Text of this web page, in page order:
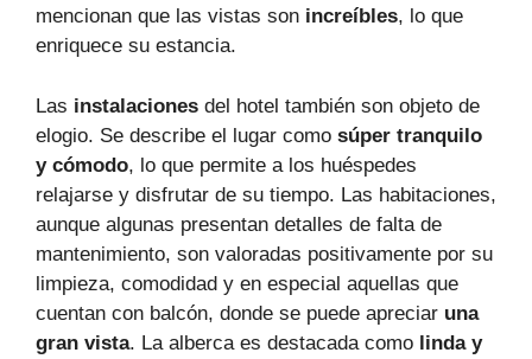
mencionan que las vistas son increíbles, lo que
enriquece su estancia.
Las instalaciones del hotel también son objeto de
elogio. Se describe el lugar como súper tranquilo
y cómodo, lo que permite a los huéspedes
relajarse y disfrutar de su tiempo. Las habitaciones,
aunque algunas presentan detalles de falta de
mantenimiento, son valoradas positivamente por su
limpieza, comodidad y en especial aquellas que
cuentan con balcón, donde se puede apreciar una
gran vista. La alberca es destacada como linda y